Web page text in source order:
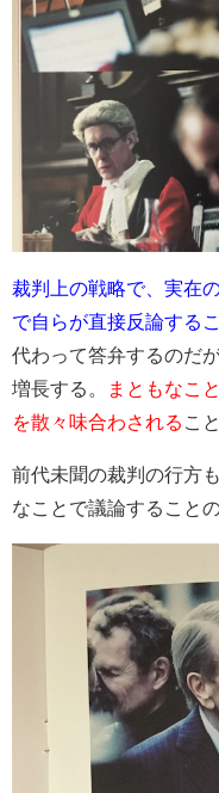
裁判上の戦略で、実在
で自らが直接反論する
代わって答弁するのだ
増長する。
まともなこ
を散々味合わされる こ
前代未聞の裁判の行方
なことで議論すること